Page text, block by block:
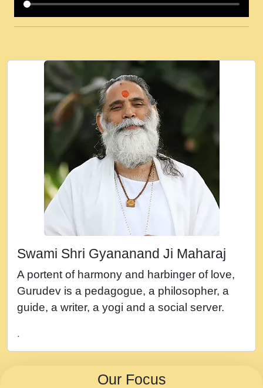
कई पकड क मर हथ र मह वदवन पहच दय! मह जन
Ki - Krishna Bhajan - New Bhajan 2020
#Ishwar Bhakti.mp3
जब से गीता ज्ञान पाया मैं बड़ी मस्ती में हूँ । 2018 -
Rishikesh - Ratan Ji Rasik.mp3
तन हल दल द सनव मड उतत सर रख क, नल रव त
गल लग जव त सर उतत हथ रख द!.mp3
तू कर प्रीतम से प्रीत, यूहीं दिन बीतते जाते हैं ।
2018 - Rishikesh - Swami Gyananand Ji
Maharaj.mp3
न म गवद गपल गद फर, पयर महन न रझद फर! shri
नह भरस रह लडडल... अपन खट करम क !!!! मह दद
सहर चरण क .....mp3
बगड नसब कसन सवर तर बगर Shri ravinandan
shastri ji maharaj.mp3
Chahe Ram Ho Chahe Shyam Ho.mp3
Swami Shri Gyananand Ji Maharaj
A portent of harmony and harbinger of love,
Gurudev is a pedagogue, a philosopher, a
guide, a writer, a yogi and a social server.
.
Our Focus